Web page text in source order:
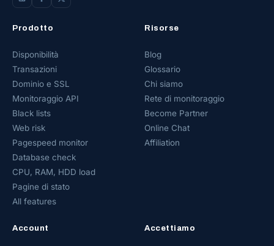
Prodotto
Disponibilità
Transazioni
Dominio e SSL
Monitoraggio API
Black lists
Web risk
Pagespeed monitor
Database check
CPU, RAM, HDD load
Pagine di stato
All features
Risorse
Blog
Glossario
Chi siamo
Rete di monitoraggio
Become Partner
Online Chat
Affiliation
Account Accettiamo